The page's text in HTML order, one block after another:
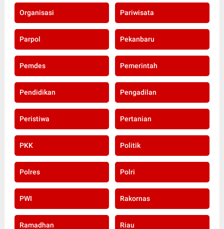
Organisasi Pariwisata
Parpol Pekanbaru
Pemdes Pemerintah
Pendidikan Pengadilan
Peristiwa Pertanian
PKK Politik
Polres Polri
PWI Rakornas
Ramadhan Riau